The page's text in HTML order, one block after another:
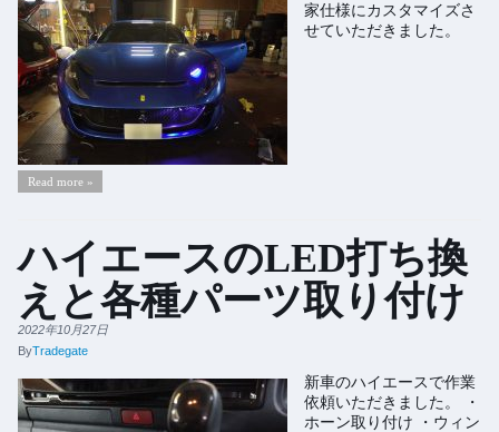
家仕様にカスタマイズさ
せていただきました。
Read more »
ハイエースのLED打ち換
えと各種パーツ取り付け
2022年10月27日
ByTradegate
新車のハイエースで作業
依頼いただきました。 ・
ホーン取り付け ・ウィン